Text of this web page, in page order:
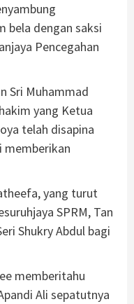
bela dengan saksi
Pencegahan
Sri Muhammad
yang Ketua
telah disapina
memberikan
yang turut
SPRM, Tan
Shukry Abdul bagi
memberitahu
Ali sepatutnya